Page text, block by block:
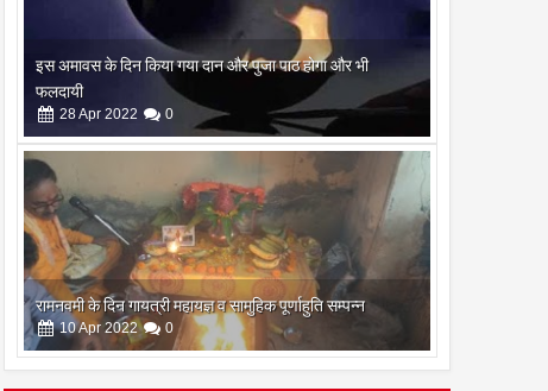
रामनवमी के दिन गायत्री महायज्ञ व सामुहिक पूर्णाहुति सम्पन्न
10Apr 2022 0
सिद्ध कुंजिका स्तोत्र का पाठ ऐसे करें
12Apr 2024 0